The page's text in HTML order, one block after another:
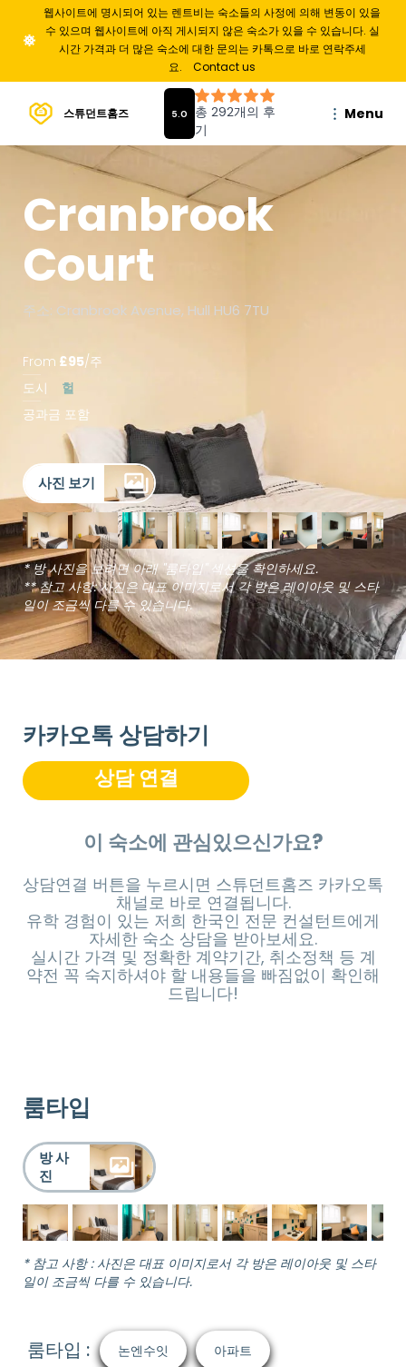
웹사이트에 명시되어 있는 렌트비는 숙소들의 사정에 의해 변동이 있을
수 있으며 웹사이트에 아직 게시되지 않은 숙소가 있을 수 있습니다. 실
시간 가격과 더 많은 숙소에 대한 문의는 카톡으로 바로 연락주세
요.
Contact us
스튜던트홈즈 Menu
Cranbrook
Court
주소: Cranbrook Avenue, Hull HU6 7TU
From £95/주
도시
헐
공과금 포함
사진 보기
* 방 사진을 보려면 아래 "룸타입" 섹션을 확인하세요.
** 참고 사항: 사진은 대표 이미지로서 각 방은 레이아웃 및 스타
일이 조금씩 다를 수 있습니다.
카카오톡 상담하기
상담 연결
이 숙소에 관심있으신가요?
상담연결 버튼을 누르시면 스튜던트홈즈 카카오톡
채널로 바로 연결됩니다.
유학 경험이 있는 저희 한국인 전문 컨설턴트에게
자세한 숙소 상담을 받아보세요.
실시간 가격 및 정확한 계약기간, 취소정책 등 계
약전 꼭 숙지하셔야 할 내용들을 빠짐없이 확인해
드립니다!
룸타입
방 사
진
* 참고 사항 : 사진은 대표 이미지로서 각 방은 레이아웃 및 스타
일이 조금씩 다를 수 있습니다.
룸타입 : 논엔수잇 아파트